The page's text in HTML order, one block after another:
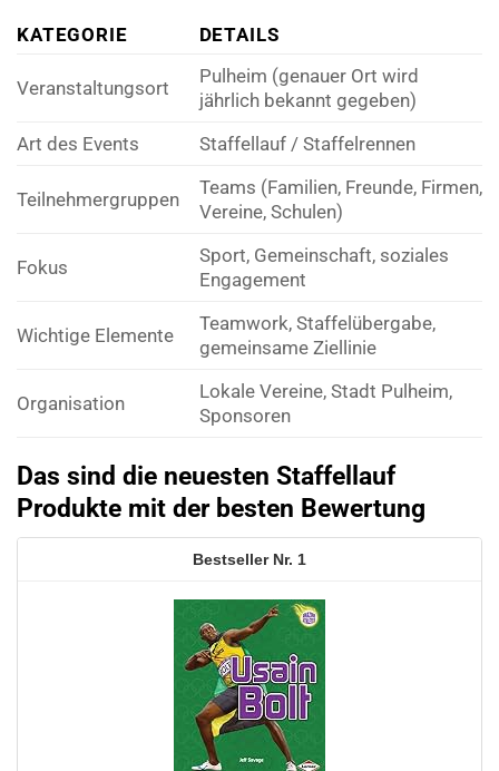
KATEGORIE DETAILS
Veranstaltungsort
Pulheim (genauer Ort wird
jährlich bekannt gegeben)
Art des Events
Staffellauf / Staffelrennen
Teilnehmergruppen
Teams (Familien, Freunde, Firmen,
Vereine, Schulen)
Fokus
Sport, Gemeinschaft, soziales
Engagement
Wichtige Elemente
Teamwork, Staffelübergabe,
gemeinsame Ziellinie
Organisation
Lokale Vereine, Stadt Pulheim,
Sponsoren
Das sind die neuesten Staffellauf
Produkte mit der besten Bewertung
1